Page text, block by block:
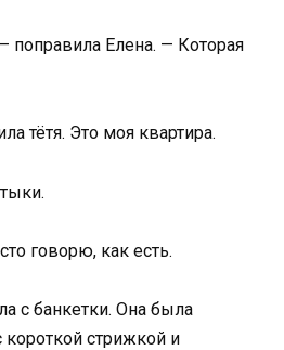
поправила Елена. — Которая
тётя. Это моя квартира.
говорю, как есть.
с банкетки. Она была
короткой стрижкой и